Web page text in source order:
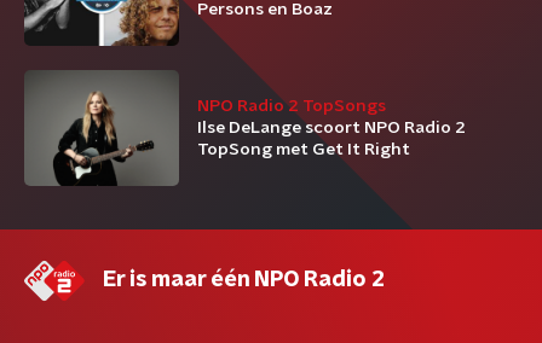
Persons en Boaz
NPO Radio 2 TopSongs
Ilse DeLange scoort NPO Radio 2
TopSong met Get It Right
Er is maar één NPO Radio 2